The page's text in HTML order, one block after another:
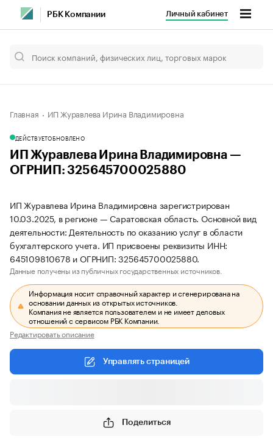
РБК Компании Личный кабинет
Главная ИП Журавлева Ирина Владимировна
ДЕЙСТВУЕТОБНОВЛЕНО
ИП Журавлева Ирина Владимировна —
ОГРНИП: 325645700025880
ИП Журавлева Ирина Владимировна зарегистрирован
10.03.2025, в регионе — Саратовская область. Основной вид
деятельности: Деятельность по оказанию услуг в области
бухгалтерского учета. ИП присвоены реквизиты ИНН:
645109810678 и ОГРНИП: 325645700025880.
Данные получены из публичных государственных источников.
Информация носит справочный характер и сгенерирована на
основании данных из открытых источников.
Компания не является пользователем и не имеет деловых
отношений с сервисом РБК Компании.
Редактировать описание
Управлять страницей
Поделиться